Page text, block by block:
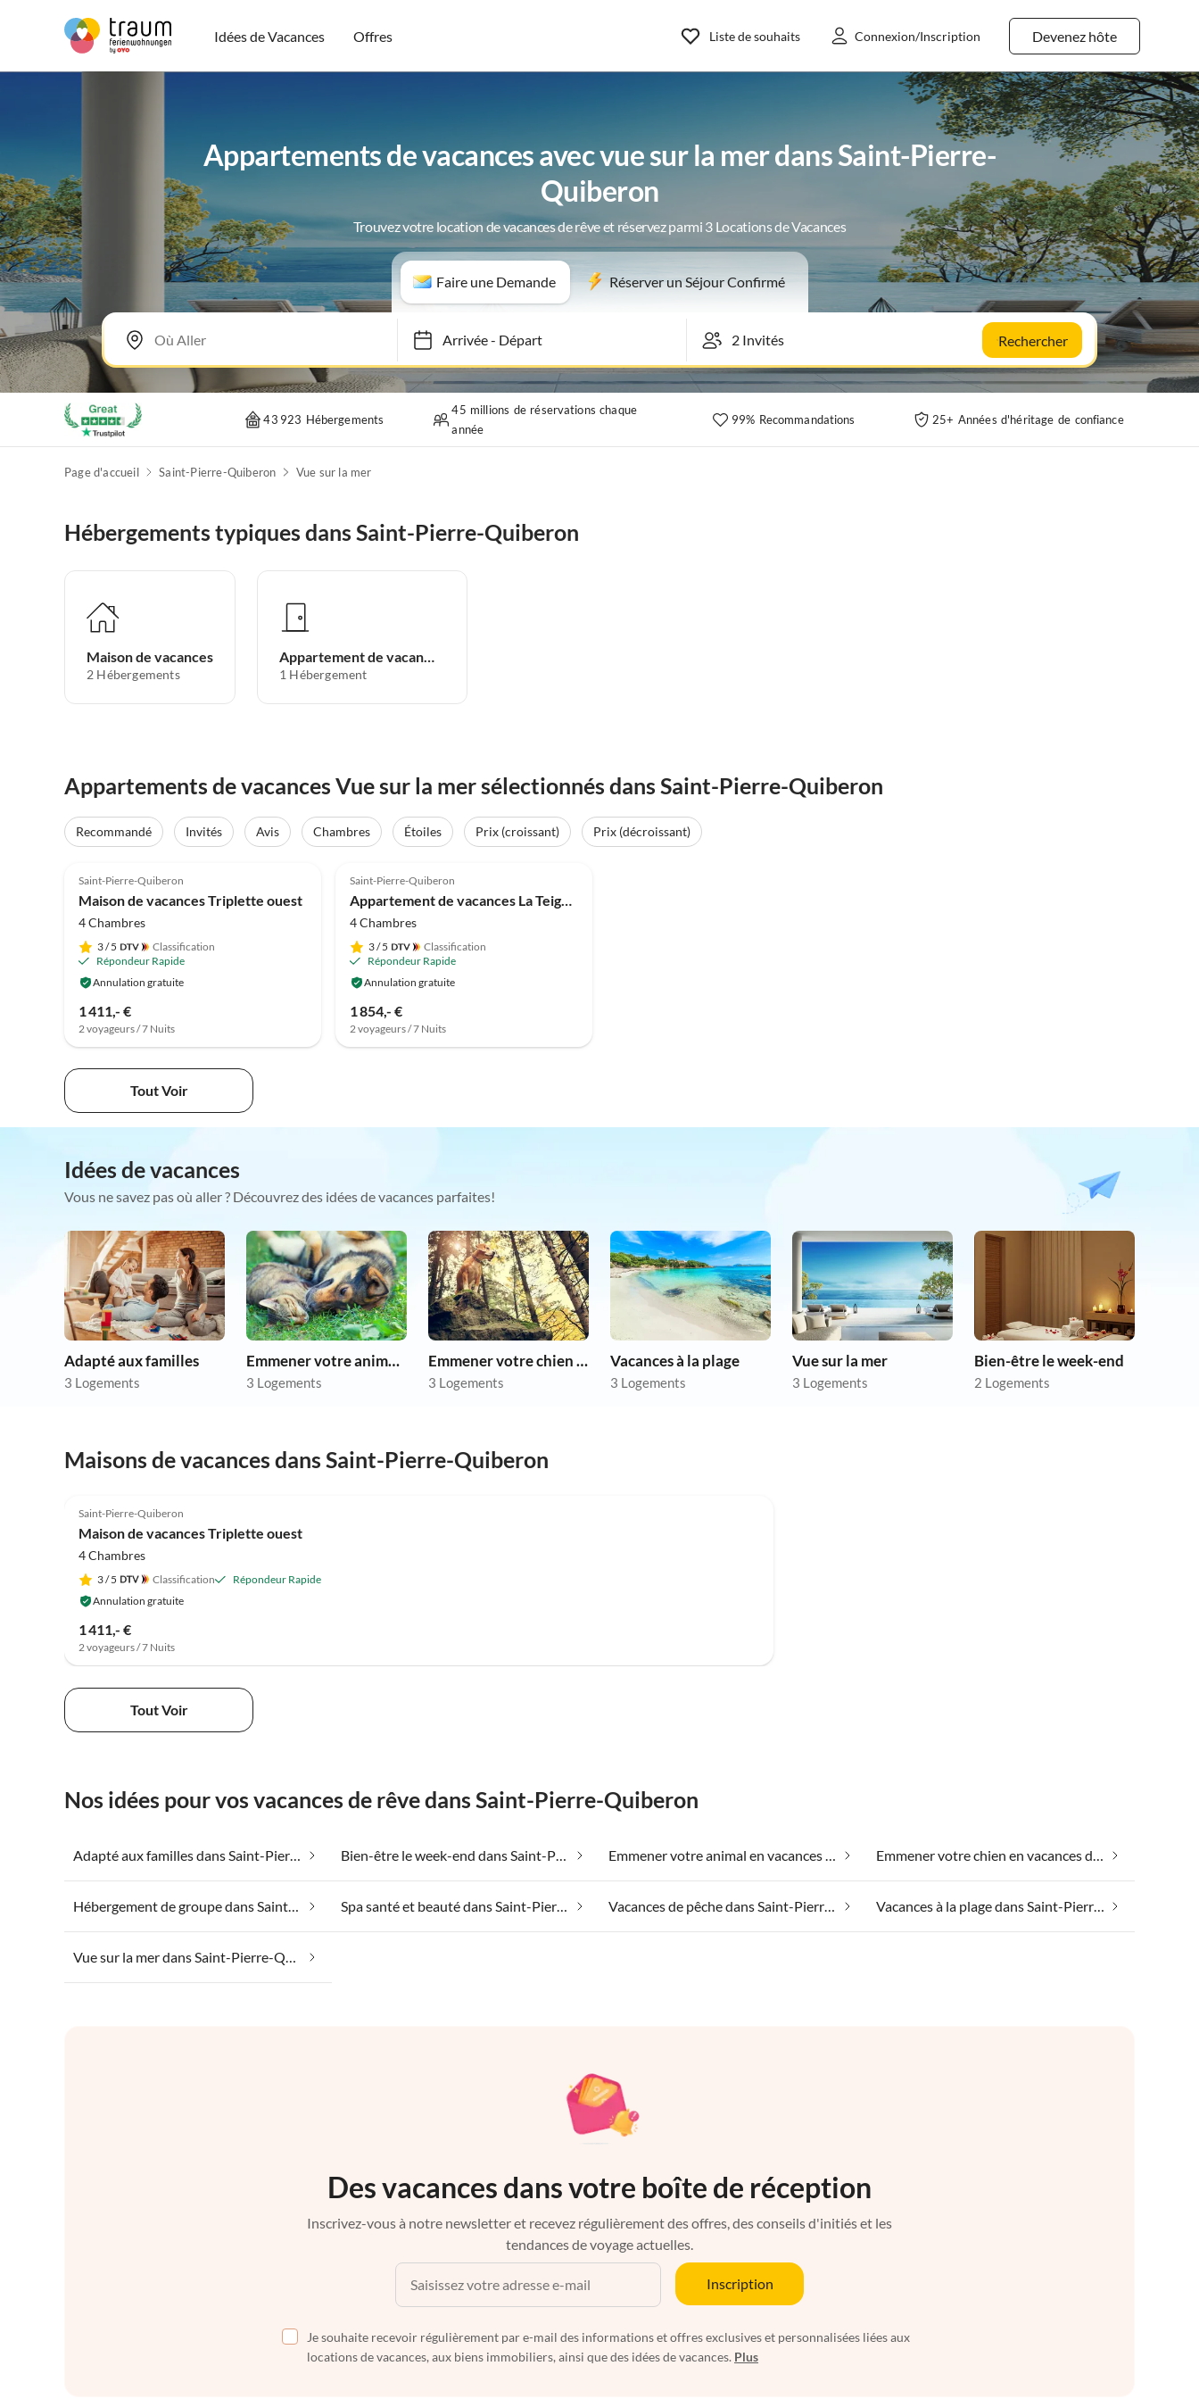
Idées de Vacances Offres Devenez hôte
Liste de souhaits Connexion/Inscription
Appartements de vacances avec vue sur la mer dans Saint-Pierre-
Quiberon
Trouvez votre location de vacances de rêve et réservez parmi 3 Locations de Vacances
Faire une Demande Réserver un Séjour Confirmé
Arrivée-Départ Rechercher
43 923 Hébergements
45 millions de réservations chaque
année
99% Recommandations 25+ Années d'héritage de confiance
Page d'accueil Saint-Pierre-Quiberon Vue sur la mer
Hébergements typiques dans Saint-Pierre-Quiberon
Maison de vacances
2 Hébergements
Appartement de vacances
1 Hébergement
Appartements de vacances Vue sur la mer sélectionnés dans Saint-Pierre-Quiberon
Recommandé Invités Avis Chambres Étoiles Prix (croissant) Prix (décroissant)
Saint-Pierre-Quiberon
Maison de vacances Triplette ouest
4 Chambres
3/ 5
Classification
Répondeur Rapide
Annulation gratuite
1 411,- €
2 voyageurs / 7 Nuits
Saint-Pierre-Quiberon
Appartement de vacances La Teignouse
4 Chambres
3/ 5
Classification
Répondeur Rapide
Annulation gratuite
1 854,- €
2 voyageurs / 7 Nuits
Tout Voir
Idées de vacances
Vous ne savez pas où aller ? Découvrez des idées de vacances parfaites!
Adapté aux familles
3 Logements
Emmener votre animal en vacances
3 Logements
Emmener votre chien en vacances
3 Logements
Vacances à la plage
3 Logements
Vue sur la mer
3 Logements
Bien-être le week-end
2 Logements
Maisons de vacances dans Saint-Pierre-Quiberon
Saint-Pierre-Quiberon
Maison de vacances Triplette ouest
4 Chambres
3/ 5 Classification
Répondeur Rapide
Annulation gratuite
1 411,- €
2 voyageurs / 7 Nuits
Tout Voir
Nos idées pour vos vacances de rêve dans Saint-Pierre-Quiberon
Adapté aux familles dans Saint-Pierre-Quiberon Bien-être le week-end dans Saint-Pierre-Quiberon Emmener votre animal en vacances dans Saint-Pierre-Quiberon Emmener votre chien en vacances dans Saint-Pierre-Quiberon
Hébergement de groupe dans Saint-Pierre-Quiberon Spa santé et beauté dans Saint-Pierre-Quiberon Vacances de pêche dans Saint-Pierre-Quiberon Vacances à la plage dans Saint-Pierre-Quiberon
Vue sur la mer dans Saint-Pierre-Quiberon
Des vacances dans votre boîte de réception
Inscrivez-vous à notre newsletter et recevez régulièrement des offres, des conseils d'initiés et les
tendances de voyage actuelles.
Inscription
Je souhaite recevoir régulièrement par e-mail des informations et offres exclusives et personnalisées liées aux
locations de vacances, aux biens immobiliers, ainsi que des idées de vacances. Plus